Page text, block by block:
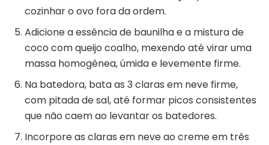
cozinhar o ovo fora da ordem.
Adicione a essência de baunilha e a mistura de
coco com queijo coalho, mexendo até virar uma
massa homogênea, úmida e levemente firme.
Na batedora, bata as 3 claras em neve firme,
com pitada de sal, até formar picos consistentes
que não caem ao levantar os batedores.
Incorpore as claras em neve ao creme em três